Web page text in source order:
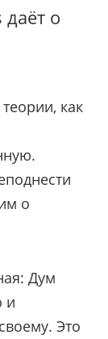
даёт о
как
о
Дум
и
Это